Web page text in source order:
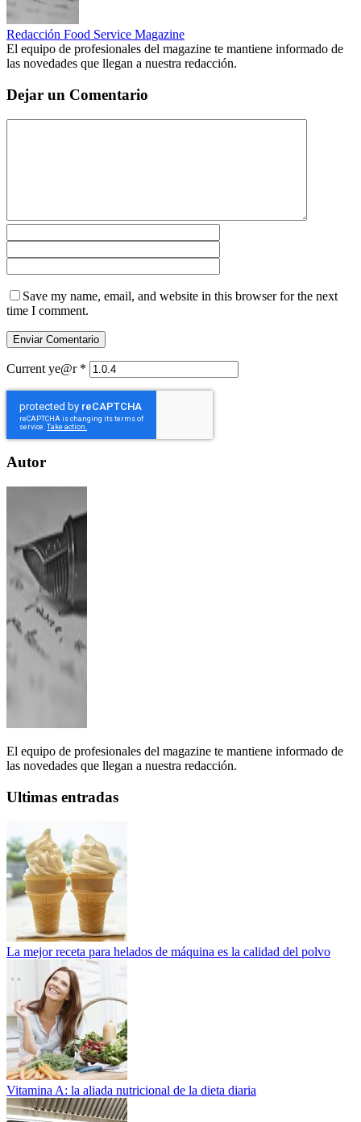
Redacción Food Service Magazine
El equipo de profesionales del magazine te mantiene informado de
las novedades que llegan a nuestra redacción.
Dejar un Comentario
Save my name, email, and website in this browser for the next
time I comment.
Current ye@r *
Autor
El equipo de profesionales del magazine te mantiene informado de
las novedades que llegan a nuestra redacción.
Ultimas entradas
La mejor receta para helados de máquina es la calidad del polvo
Vitamina A: la aliada nutricional de la dieta diaria